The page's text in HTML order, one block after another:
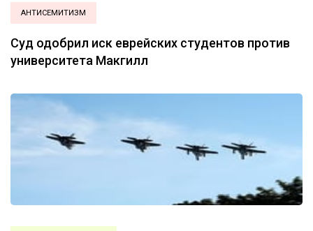
АНТИСЕМИТИЗМ
Суд одобрил иск еврейских студентов против
университета Макгилл